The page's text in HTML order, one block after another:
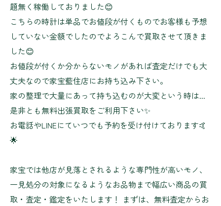
題無く稼働しておりました😊
こちらの時計は単品でお値段が付くものでお客様も予想
していない金額でしたのでよろこんで買取させて頂きま
した😊
お値段が付くか分からないモノがあれば査定だけでも大
丈夫なので家宝藍住店にお持ち込み下さい。
家の整理で大量にあって持ち込むのが大変という時は...
是非とも無料出張買取をご利用下さい✨
お電話やLINEにていつでも予約を受け付けております🤙
🌟
家宝では他店が見落とされるような専門性が高いモノ、
一見処分の対象になるようなお品物まで幅広い商品の買
取・査定・鑑定をいたします！ まずは、無料査定からお